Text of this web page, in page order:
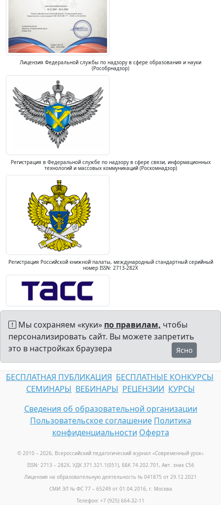
Лицензия Федеральной службы по надзору в сфере образования и науки
(Рособрнадзор)
Регистрация в Федеральной службе по надзору в сфере связи, информационных
технологий и массовых коммуникаций (Роскомнадзор)
Регистрация Российской книжной палаты, международный стандартный серийный
номер ISSN: 2713-282X
Мы сохраняем «куки» по правилам, чтобы
персонализировать сайт. Вы можете запретить
это в настройках браузера
Ясно
БЕСПЛАТНАЯ ПУБЛИКАЦИЯ БЕСПЛАТНЫЕ КОНКУРСЫ
СЕМИНАРЫ ВЕБИНАРЫ РЕЦЕНЗИИ КУРСЫ
Сведения об образовательной организации
Пользовательское соглашение Политика
конфиденциальности Оферта
© 2010 – 2026, Всероссийский педагогический журнал «Современный урок»
ISSN: 2713 – 282X, УДК 371.321.1(051), ББК 74.202.701, Авт. знак С56
Лицензия на образовательную деятельность № 041875 от 29.12.2021
СМИ ЭЛ № ФС 77 – 65249 от 01.04.2016, г. Москва
Телефон: +7 (925) 664-32-11